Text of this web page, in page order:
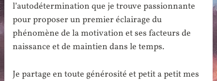
l’autodétermination que je trouve passionnante
pour proposer un premier éclairage du
phénomène de la motivation et ses facteurs de
naissance et de maintien dans le temps.
Je partage en toute générosité et petit a petit mes